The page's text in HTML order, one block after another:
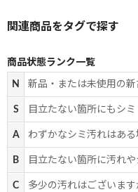
商品状態ランク一覧
N 新品・または未使用の新
S 目立たない箇所にもシ
A わずかなシミ汚れはあ
B 目立たない箇所に汚れ
C 多少の汚れはございま